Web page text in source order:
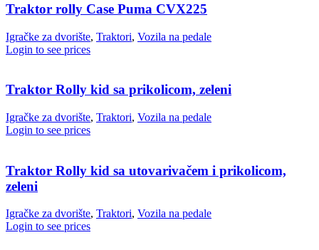
Traktor rolly Case Puma CVX225
Igračke za dvorište, Traktori, Vozila na pedale
Login to see prices
Traktor Rolly kid sa prikolicom, zeleni
Igračke za dvorište, Traktori, Vozila na pedale
Login to see prices
Traktor Rolly kid sa utovarivačem i prikolicom,
zeleni
Igračke za dvorište, Traktori, Vozila na pedale
Login to see prices